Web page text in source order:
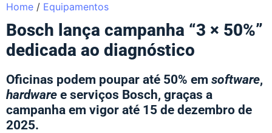
Home / Equipamentos
Bosch lança campanha “3 × 50%”
dedicada ao diagnóstico
Oficinas podem poupar até 50% em software,
hardware e serviços Bosch, graças a
campanha em vigor até 15 de dezembro de
2025.